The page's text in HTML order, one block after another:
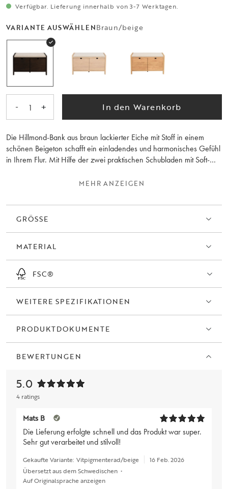
Verfügbar. Lieferung innerhalb von 3-7 Werktagen.
VARIANTE AUSWÄHLENBraun/beige
- 1 + In den Warenkorb
Die Hillmond-Bank aus braun lackierter Eiche mit Stoff in einem
schönen Beigeton schafft ein einladendes und harmonisches Gefühl
in Ihrem Flur. Mit Hilfe der zwei praktischen Schubladen mit Soft-
den sauberen Look Ihres Flurs erhalten. Außerdem wird die
Ablage sofort nutzen können. Die Hillmond-Kollektion ist ein
Synonym für hohe Qualität, schöne Holzdetails und harmonisches
erzielen.
MEHR ANZEIGEN
GRÖSSE
MATERIAL
FSC®
WEITERE SPEZIFIKATIONEN
PRODUKTDOKUMENTE
BEWERTUNGEN
5.0
4 ratings
Mats B
Die Lieferung erfolgte schnell und das Produkt war super.
Sehr gut verarbeitet und stilvoll!
Gekaufte Variante: Vitpigmenterad/beige
16 Feb. 2026
Übersetzt aus dem Schwedischen •
Auf Originalsprache anzeigen